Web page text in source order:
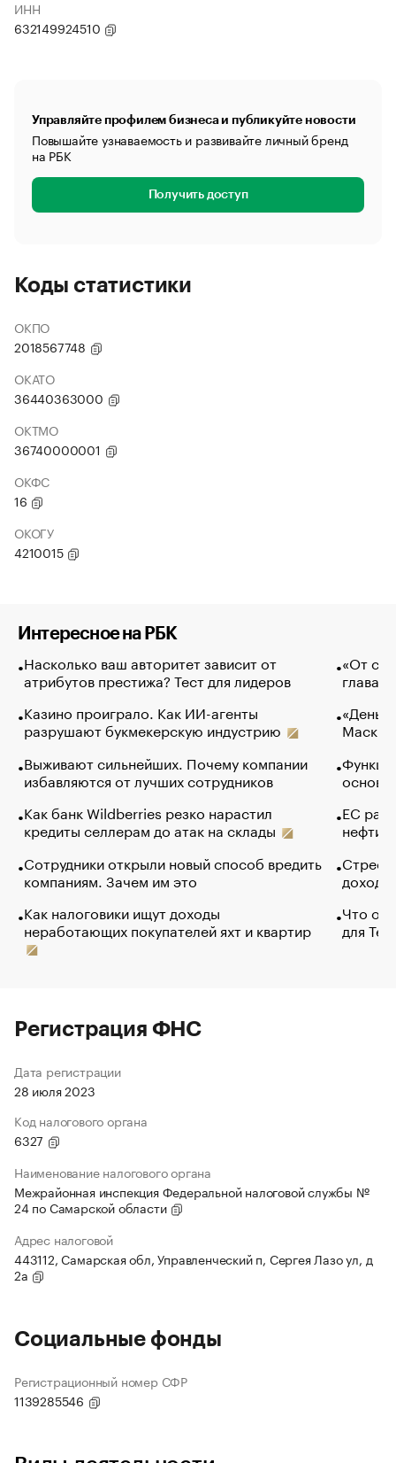
ИНН
632149924510
Управляйте профилем бизнеса и публикуйте новости
Повышайте узнаваемость и развивайте личный бренд
на РБК
Получить доступ
Коды статистики
ОКПО
2018567748
ОКАТО
36440363000
ОКТМО
36740000001
ОКФС
16
ОКОГУ
4210015
Интересное на РБК
Насколько ваш авторитет зависит от
атрибутов престижа? Тест для лидеров
Казино проиграло. Как ИИ-агенты
разрушают букмекерскую индустрию
Выживают сильнейших. Почему компании
избавляются от лучших сотрудников
Как банк Wildberries резко нарастил
кредиты селлерам до атак на склады
Сотрудники открыли новый способ вредить
компаниям. Зачем им это
Как налоговики ищут доходы
неработающих покупателей яхт и квартир
«От
глава
Маск в
основ
ЕС
нефти
Что
для
Регистрация ФНС
Дата регистрации
28 июля 2023
Код налогового органа
6327
Наименование налогового органа
Межрайонная инспекция Федеральной налоговой службы №
24 по Самарской области
Адрес налоговой
443112, Самарская обл, Управленческий п, Сергея Лазо ул, д
2а
Социальные фонды
Регистрационный номер СФР
1139285546